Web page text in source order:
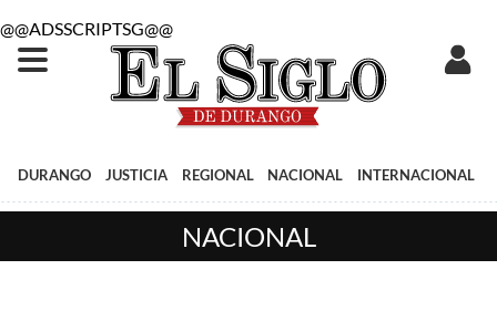
@@ADSSCRIPTSG@@
DURANGO JUSTICIA REGIONAL NACIONAL INTERNACIONAL
NACIONAL